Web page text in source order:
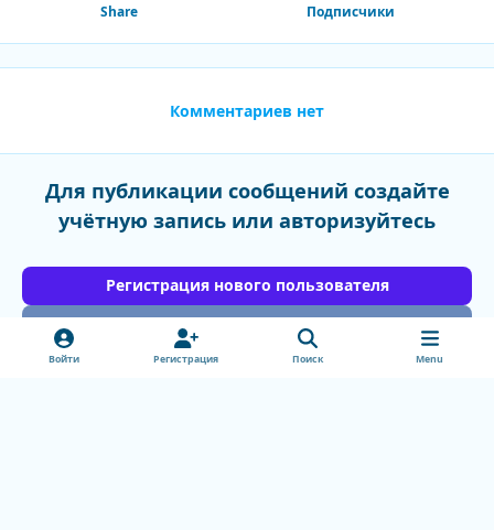
Share Подписчики
Комментариев нет
Для публикации сообщений создайте
учётную запись или авторизуйтесь
Регистрация нового пользователя
Войти
Войти Регистрация Поиск Menu